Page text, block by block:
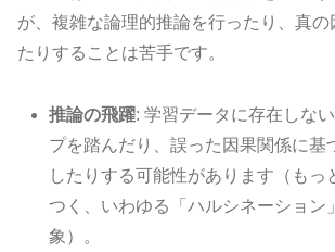
が、複雑な論理的推論を行ったり、真の
たりすることは苦手です。
推論の飛躍: 学習データに存在しな
プを踏んだり、誤った因果関係に基
したりする可能性があります（もっ
つく、いわゆる「ハルシネーション
象）。